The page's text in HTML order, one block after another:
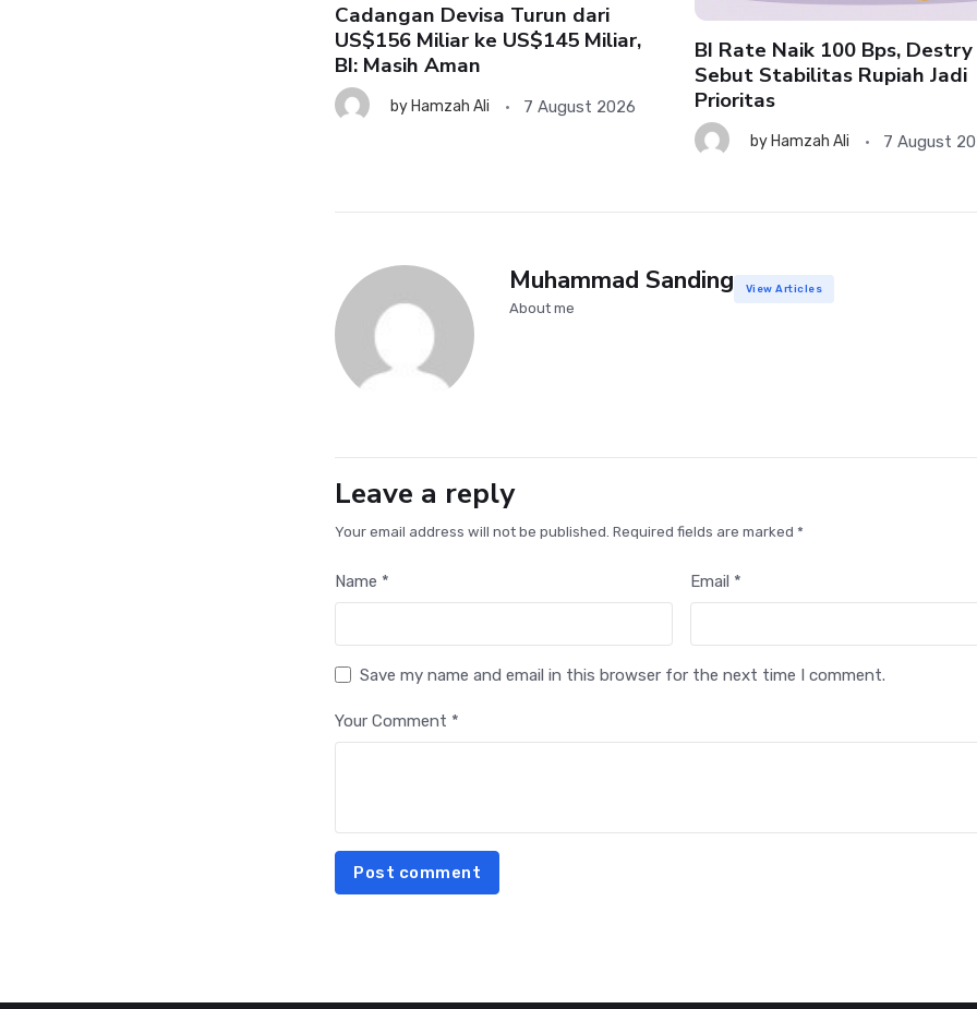
Cadangan Devisa Turun dari
US$156 Miliar ke US$145 Miliar,
BI: Masih Aman
by Hamzah Ali 7 August 2026
BI Rate Naik 100 Bps, Destry
Sebut Stabilitas Rupiah Jadi
Prioritas
by Hamzah Ali 7 August
Muhammad Sanding
About me
View Articles
Leave a reply
Your email address will not be published. Required fields are marked *
Name * Email *
Save my name and email in this browser for the next time I comment.
Your Comment *
Post comment